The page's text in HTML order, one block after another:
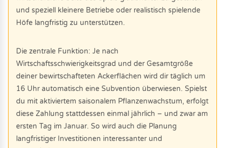
und speziell kleinere Betriebe oder realistisch spielende
Höfe langfristig zu unterstützen.
Die zentrale Funktion: Je nach
Wirtschaftsschwierigkeitsgrad und der Gesamtgröße
deiner bewirtschafteten Ackerflächen wird dir täglich um
16 Uhr automatisch eine Subvention überwiesen. Spielst
du mit aktiviertem saisonalem Pflanzenwachstum, erfolgt
diese Zahlung stattdessen einmal jährlich – und zwar am
ersten Tag im Januar. So wird auch die Planung
langfristiger Investitionen interessanter und